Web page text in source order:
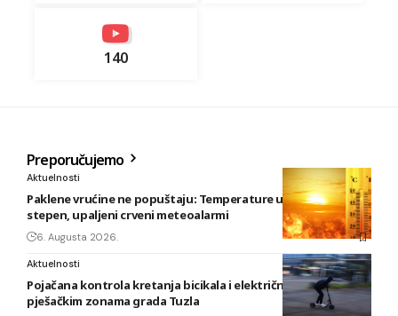
140
Preporučujemo
Aktuelnosti
Paklene vrućine ne popuštaju: Temperature u BiH i do 41
stepen, upaljeni crveni meteoalarmi
6. Augusta 2026.
Aktuelnosti
Pojačana kontrola kretanja bicikala i električnih romobila u
pješačkim zonama grada Tuzla